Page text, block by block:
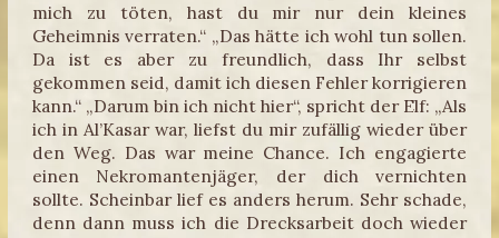
mich zu töten, hast du mir nur dein kleines
Geheimnis verraten.“ „Das hätte ich wohl tun sollen.
Da ist es aber zu freundlich, dass Ihr selbst
gekommen seid, damit ich diesen Fehler korrigieren
kann.“ „Darum bin ich nicht hier“, spricht der Elf: „Als
ich in Al’Kasar war, liefst du mir zufällig wieder über
den Weg. Das war meine Chance. Ich engagierte
einen Nekromantenjäger, der dich vernichten
sollte. Scheinbar lief es anders herum. Sehr schade,
denn dann muss ich die Drecksarbeit doch wieder